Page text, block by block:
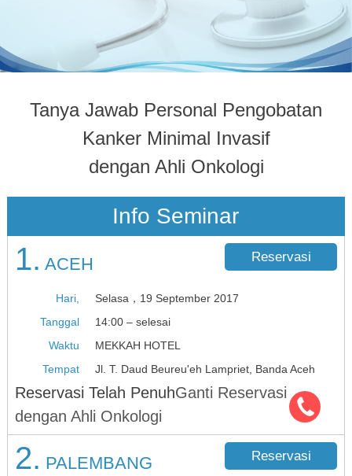
Tanya Jawab Personal Pengobatan
Kanker Minimal Invasif
dengan Ahli Onkologi
Info Seminar
Reservasi
1. ACEH
Hari,
Tanggal
Waktu
Tempat
Selasa，19 September 2017
14:00 – selesai
MEKKAH HOTEL
Jl. T. Daud Beureu'eh Lampriet, Banda Aceh
Reservasi Telah PenuhGanti Reservasi
dengan Ahli Onkologi
Reservasi
2. PALEMBANG